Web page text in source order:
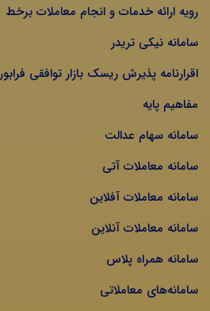
رویه ارائه خدمات و انجام معاملات برخط
سامانه نیکی تریدر
اقرارنامه پذیرش ریسک بازار توافقی
مفاهیم پایه
سامانه سهام عدالت
سامانه معاملات آتی
سامانه معاملات آفلاین
سامانه معاملات آنلاین
سامانه همراه پلاس
سامانه‌های معاملاتی